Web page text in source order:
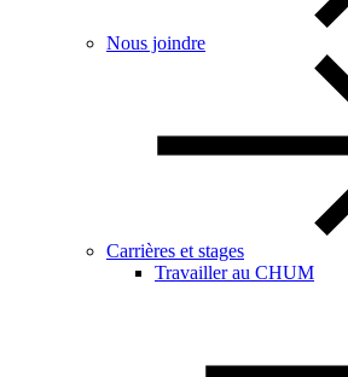
Nous joindre
Carrières et stages
Travailler au CHUM